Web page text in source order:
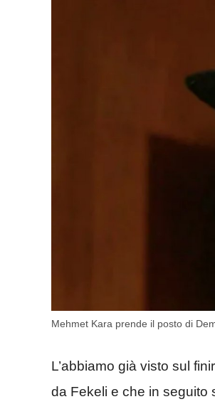
Mehmet Kara prende il posto di
L’abbiamo già visto sul
da Fekeli e che in seguito